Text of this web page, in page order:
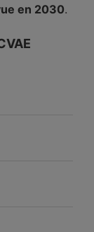
en 2030.